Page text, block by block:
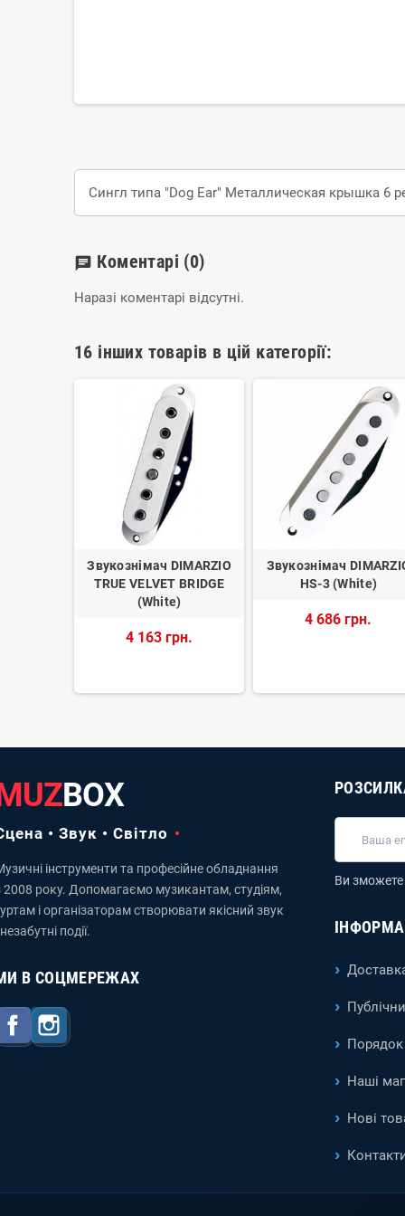
Сингл типа "Dog Ear" Металлическая крышка 6
chat Коментарі (0)
Наразі коментарі відсутні.
16 інших товарів в цій категорії:
Звукознімач DIMARZIO
TRUE VELVET BRIDGE
(White)
4 163 грн.
Звукознімач
HS-3 (White)
4 686 грн.
BOX
• Звук • Світло
інструменти та професійне обладнання
2008 року. Допомагаємо музикантам, студіям,
і організаторам створювати якісний звук
незабутні події.
В СОЦМЕРЕЖАХ
Facebook
Ви зможете
Порядок
Наші
Нові